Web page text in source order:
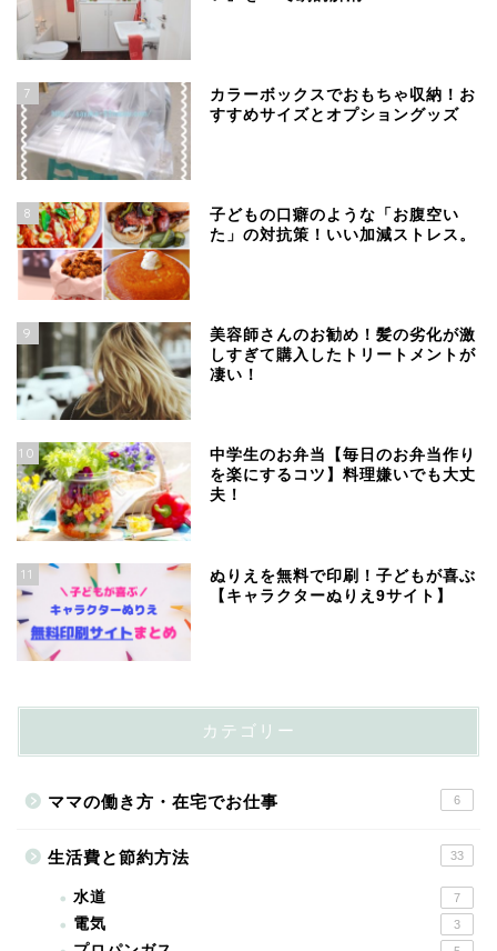
7
カラーボックスでおもちゃ収納！お
すすめサイズとオプショングッズ
8
子どもの口癖のような「お腹空い
た」の対抗策！いい加減ストレス。
9
美容師さんのお勧め！髪の劣化が激
しすぎて購入したトリートメントが
凄い！
10
中学生のお弁当【毎日のお弁当作り
を楽にするコツ】料理嫌いでも大丈
夫！
11
ぬりえを無料で印刷！子どもが喜ぶ
【キャラクターぬりえ9サイト】
カテゴリー
ママの働き方・在宅でお仕事 6
生活費と節約方法 33
水道 7
電気 3